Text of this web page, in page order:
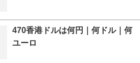
470香港ドルは何円｜何ドル｜何
ユーロ